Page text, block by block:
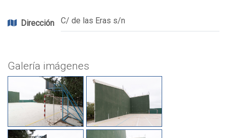
Dirección C/ de las Eras s/n
Galería imágenes